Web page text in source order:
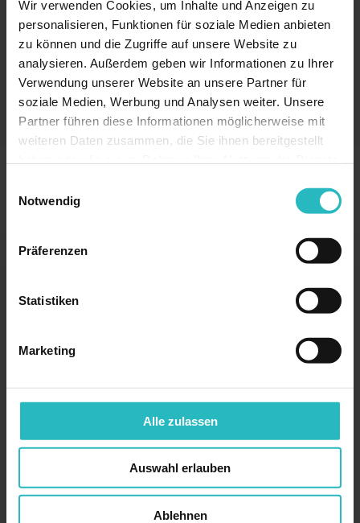
Wir verwenden Cookies, um Inhalte und Anzeigen zu
personalisieren, Funktionen für soziale Medien anbieten
zu können und die Zugriffe auf unsere Website zu
analysieren. Außerdem geben wir Informationen zu Ihrer
Verwendung unserer Website an unsere Partner für
soziale Medien, Werbung und Analysen weiter. Unsere
Partner führen diese Informationen möglicherweise mit
weiteren Daten zusammen, die Sie ihnen bereitgestellt
Notwendig
Präferenzen
Statistiken
Marketing
Alle zulassen
Auswahl erlauben
Ablehnen
4 Recht & Betrieb
Betreiberpflichten (MPBetreibV) müssen vor
dem Kauf geklärt sein – nicht danach.